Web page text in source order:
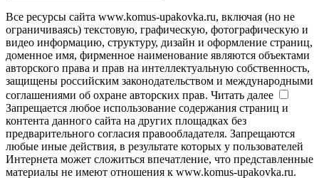
Все ресурсы сайта www.komus-upakovka.ru, включая (но не
ограничиваясь) текстовую, графическую, фотографическую и
видео информацию, структуру, дизайн и оформление страниц,
доменное имя, фирменное наименование являются объектами
авторского права и прав на интеллектуальную собственность,
защищены российским законодательством и международными
соглашениями об охране авторских прав. Читать далее
Запрещается любое использование содержания страниц и
контента данного сайта на других площадках без
предварительного согласия правообладателя. Запрещаются
любые иные действия, в результате которых у пользователей
Интернета может сложиться впечатление, что представленные
материалы не имеют отношения к www.komus-upakovka.ru.